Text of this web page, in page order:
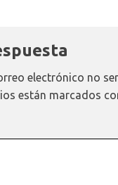
electrónico no
están marcados